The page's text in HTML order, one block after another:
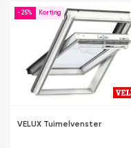
-25%
VELUX Tuimelvenster